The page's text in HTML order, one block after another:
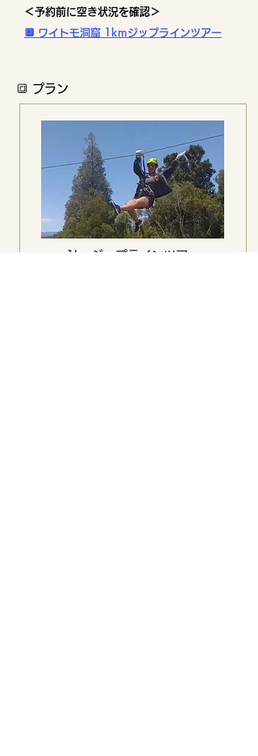
＜予約前に空き状況を確認＞
🔲 ワイトモ洞窟 1kmジップラインツアー
🔳 プラン
1kmジップラインツアー